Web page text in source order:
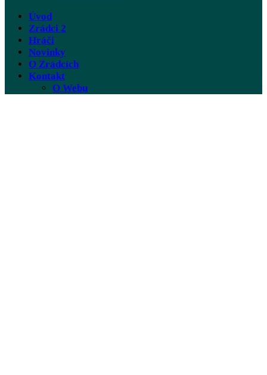
Úvod
Zrádci 2
Hráči
Novinky
O Zrádcích
Kontakt
O Webu